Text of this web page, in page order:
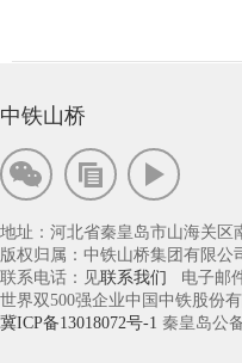
中铁山桥
地址：河北省秦皇岛市山海关区
版权归属：中铁山桥集团有限
联系电话：见联系我们 电子邮
世界双500强企业中国中铁股份
冀ICP备13018072号-1 秦皇岛公